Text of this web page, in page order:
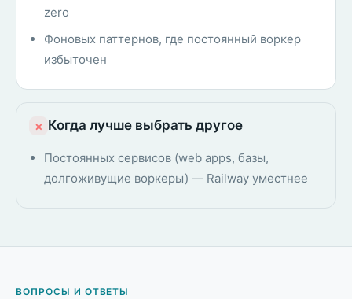
zero
Фоновых паттернов, где постоянный воркер
избыточен
× Когда лучше выбрать другое
Постоянных сервисов (web apps, базы,
долгоживущие воркеры) — Railway уместнее
ВОПРОСЫ И ОТВЕТЫ